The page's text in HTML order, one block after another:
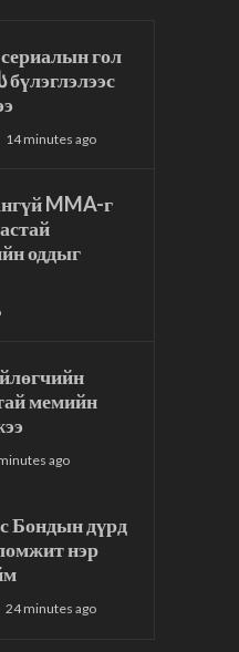
гол
бүлэглэлээс
14 minutes ago
MMA-г
оддыг
мемийн
ago
Бондын дүрд
нэр
24 minutes ago